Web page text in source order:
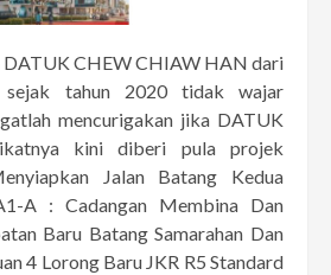
DATUK CHEW CHIAW HAN dari
sejak tahun 2020 tidak wajar
mencurigakan jika DATUK
kini diberi pula projek
Jalan Batang Kedua
A : Cadangan Membina Dan
Baru Batang Samarahan Dan
4 Lorong Baru JKR R5 Standard